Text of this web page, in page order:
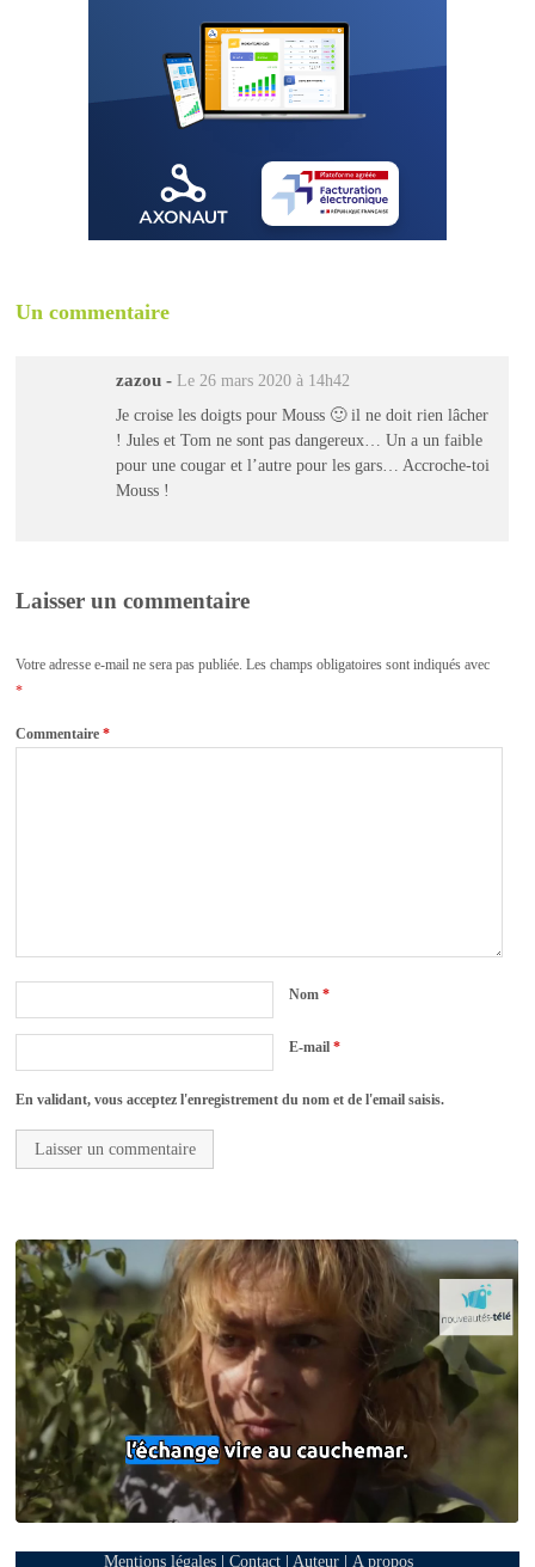
Un commentaire
zazou - Le 26 mars 2020 à 14h42
Je croise les doigts pour Mouss 🙂 il ne doit rien lâcher
! Jules et Tom ne sont pas dangereux… Un a un faible
pour une cougar et l’autre pour les gars… Accroche-toi
Mouss !
Laisser un commentaire
Votre adresse e-mail ne sera pas publiée. Les champs obligatoires sont indiqués avec
*
Commentaire*
Nom*
E-mail*
En validant, vous acceptez l'enregistrement du nom et de l'email saisis.
Mentions légales| Contact| Auteur| A propos